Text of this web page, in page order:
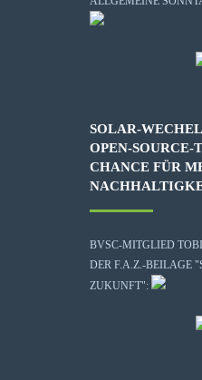
SOLAR-
OPEN-SOURCE-
CHANCE FÜR
BVSC-MITGLIED
DER F.A.Z.-BEILAGE
ZUKUNFT":